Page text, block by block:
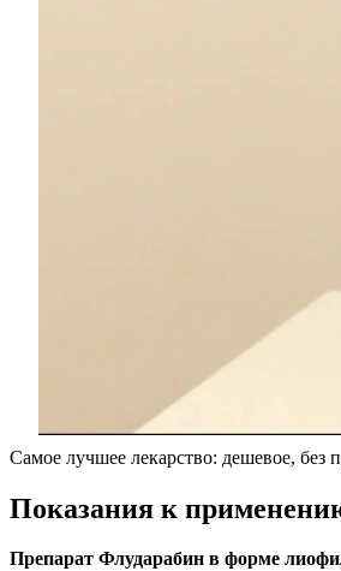
Самое лучшее лекарство: дешевое, без
Показания к
Препарат Флударабин в форме